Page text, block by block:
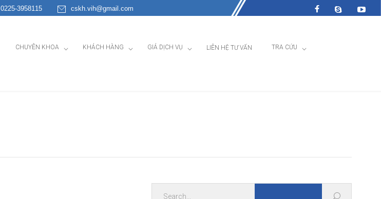
0225-3958115 cskh.vih@gmail.com
CHUYÊN KHOA KHÁCH HÀNG GIÁ DỊCH VỤ LIÊN HỆ TƯ VẤN TRA CỨU